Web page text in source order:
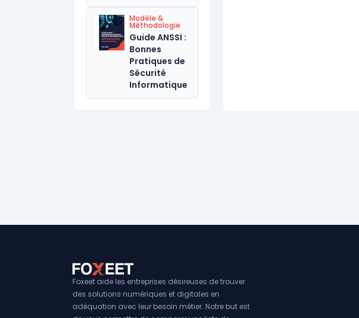
Modèle &
Méthodologie
Guide ANSSI :
Bonnes
Pratiques de
Sécurité
Informatique
Foxeet aide les entreprises désireuses de trouver
des solutions numériques et digitales en
adéquation avec leur besoin métier. Notre but est